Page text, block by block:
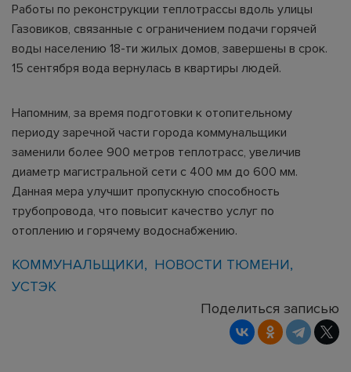
Работы по реконструкции теплотрассы вдоль улицы
Газовиков, связанные с ограничением подачи горячей
воды населению 18-ти жилых домов, завершены в срок.
15 сентября вода вернулась в квартиры людей.
Напомним, за время подготовки к отопительному
периоду заречной части города коммунальщики
заменили более 900 метров теплотрасс, увеличив
диаметр магистральной сети с 400 мм до 600 мм.
Данная мера улучшит пропускную способность
трубопровода, что повысит качество услуг по
отоплению и горячему водоснабжению.
КОММУНАЛЬЩИКИ
НОВОСТИ ТЮМЕНИ
УСТЭК
Поделиться записью